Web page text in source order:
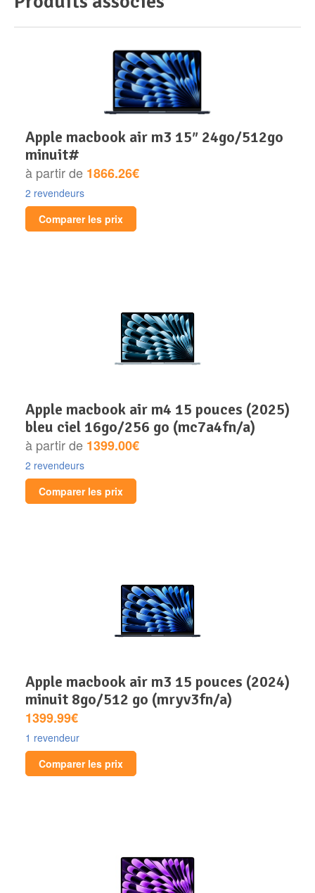
apple macbook air m3 15″ 24go/512go
minuit#
à partir de 1866.26€
2 revendeurs
Comparer les prix
apple macbook air m4 15 pouces (2025)
bleu ciel 16go/256 go (mc7a4fn/a)
à partir de 1399.00€
2 revendeurs
Comparer les prix
apple macbook air m3 15 pouces (2024)
minuit 8go/512 go (mryv3fn/a)
1399.99€
1 revendeur
Comparer les prix